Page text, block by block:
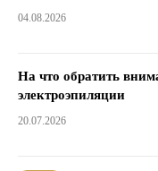
04.08.2026
На что обратить
электроэпиляции
20.07.2026